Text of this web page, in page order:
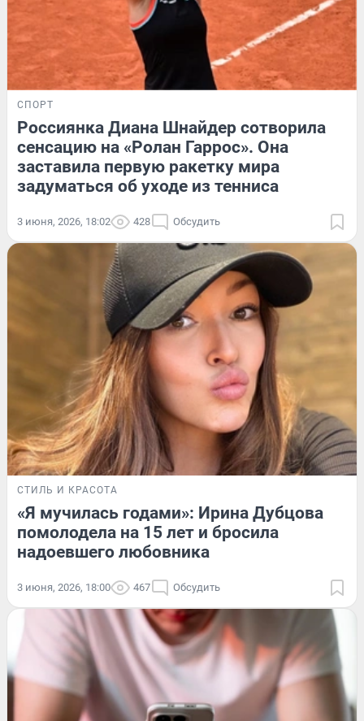
СПОРТ
Россиянка Диана Шнайдер сотворила
сенсацию на «Ролан Гаррос». Она
заставила первую ракетку мира
задуматься об уходе из тенниса
3 июня, 2026, 18:02 428 Обсудить
СТИЛЬ И КРАСОТА
«Я мучилась годами»: Ирина Дубцова
помолодела на 15 лет и бросила
надоевшего любовника
3 июня, 2026, 18:00 467 Обсудить